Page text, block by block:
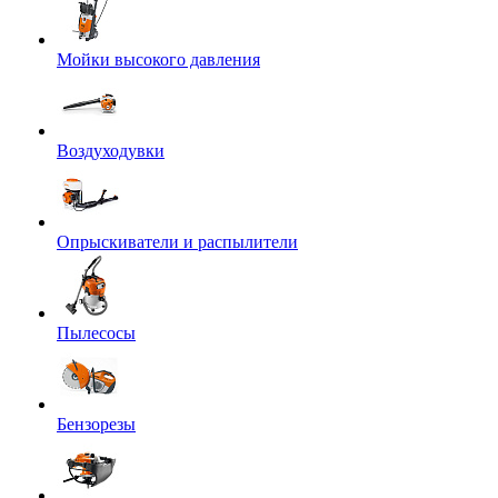
Мойки высокого давления
Воздуходувки
Опрыскиватели и распылители
Пылесосы
Бензорезы